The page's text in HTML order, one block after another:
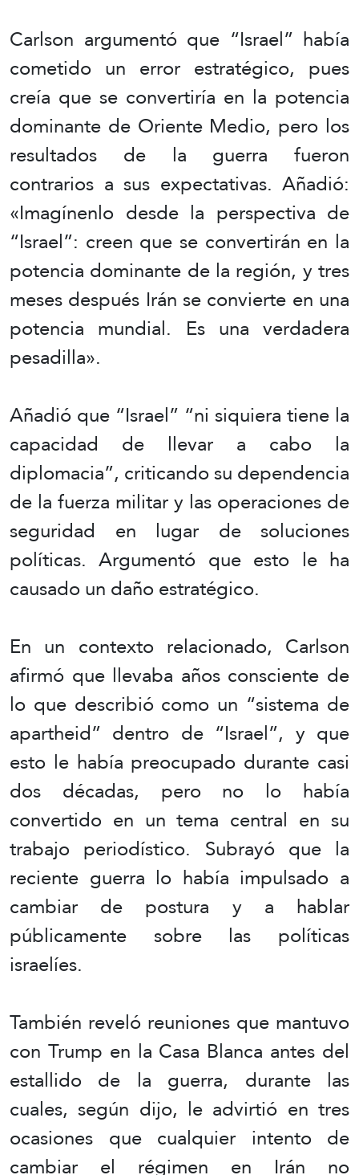
Carlson argumentó que “Israel” había
cometido un error estratégico, pues
creía que se convertiría en la potencia
dominante de Oriente Medio, pero los
resultados de la guerra fueron
contrarios a sus expectativas. Añadió:
«Imagínenlo desde la perspectiva de
“Israel”: creen que se convertirán en la
potencia dominante de la región, y tres
meses después Irán se convierte en una
potencia mundial. Es una verdadera
pesadilla».
Añadió que “Israel” “ni siquiera tiene la
capacidad de llevar a cabo la
diplomacia”, criticando su dependencia
de la fuerza militar y las operaciones de
seguridad en lugar de soluciones
políticas. Argumentó que esto le ha
causado un daño estratégico.
En un contexto relacionado, Carlson
afirmó que llevaba años consciente de
lo que describió como un “sistema de
apartheid” dentro de “Israel”, y que
esto le había preocupado durante casi
dos décadas, pero no lo había
convertido en un tema central en su
trabajo periodístico. Subrayó que la
reciente guerra lo había impulsado a
cambiar de postura y a hablar
públicamente sobre las políticas
israelíes.
También reveló reuniones que mantuvo
con Trump en la Casa Blanca antes del
estallido de la guerra, durante las
cuales, según dijo, le advirtió en tres
ocasiones que cualquier intento de
cambiar el régimen en Irán no